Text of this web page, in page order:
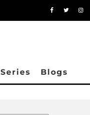
Series Blogs